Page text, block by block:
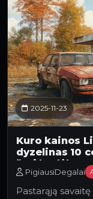
2025-11-23
Kuro kainos
dyzelinas 10
štai kodėl
PigiausiDegalai
Pastarąją